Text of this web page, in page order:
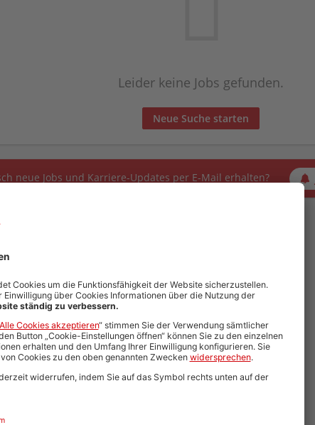
Leider keine Jobs gefunden.
Neue Suche starten
neue Jobs und Karriere-Updates per E-Mail erhalten?